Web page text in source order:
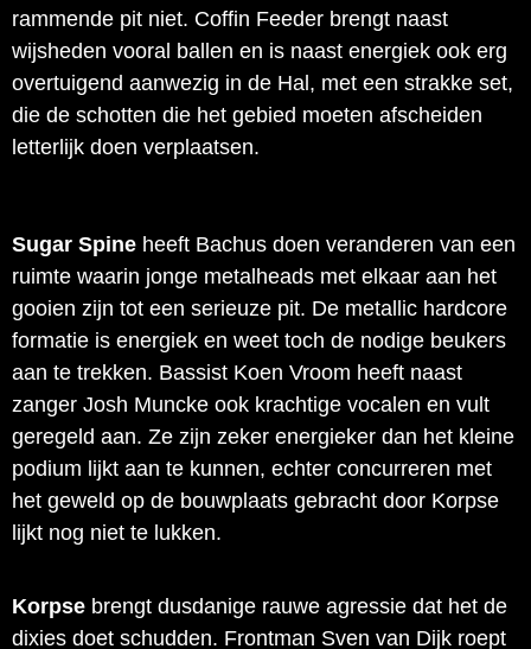
rammende pit niet. Coffin Feeder brengt naast
wijsheden vooral ballen en is naast energiek ook erg
overtuigend aanwezig in de Hal, met een strakke set,
die de schotten die het gebied moeten afscheiden
letterlijk doen verplaatsen.
Sugar Spine heeft Bachus doen veranderen van een
ruimte waarin jonge metalheads met elkaar aan het
gooien zijn tot een serieuze pit. De metallic hardcore
formatie is energiek en weet toch de nodige beukers
aan te trekken. Bassist Koen Vroom heeft naast
zanger Josh Muncke ook krachtige vocalen en vult
geregeld aan. Ze zijn zeker energieker dan het kleine
podium lijkt aan te kunnen, echter concurreren met
het geweld op de bouwplaats gebracht door Korpse
lijkt nog niet te lukken.
Korpse brengt dusdanige rauwe agressie dat het de
dixies doet schudden. Frontman Sven van Dijk roept